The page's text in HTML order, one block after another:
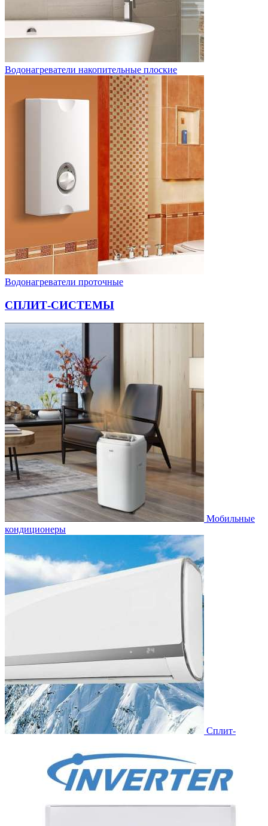
Водонагреватели накопительные плоские
Водонагреватели проточные
СПЛИТ-СИСТЕМЫ
Мобильные
кондиционеры
Сплит-